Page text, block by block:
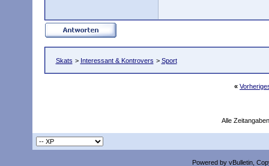
Skats > Interessant & Kontrovers > Sport
«
Alle
Powered by vBulletin,